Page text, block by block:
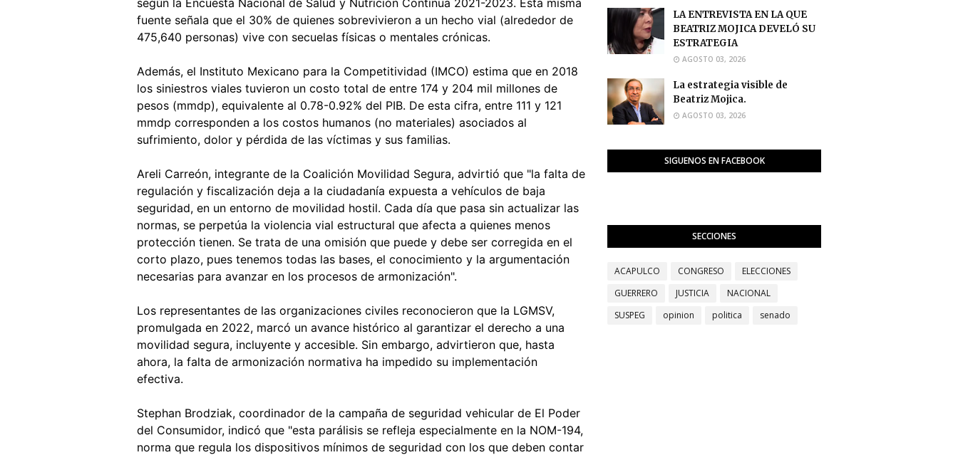
fuente señala que el 30% de quienes sobrevivieron a un hecho vial (alrededor de
475,640 personas) vive con secuelas físicas o mentales crónicas.
Además, el Instituto Mexicano para la Competitividad (IMCO) estima que en 2018
los siniestros viales tuvieron un costo total de entre 174 y 204 mil millones de
pesos (mmdp), equivalente al 0.78-0.92% del PIB. De esta cifra, entre 111 y 121
mmdp corresponden a los costos humanos (no materiales) asociados al
sufrimiento, dolor y pérdida de las víctimas y sus familias.
Areli Carreón, integrante de la Coalición Movilidad Segura, advirtió que "la falta de
regulación y fiscalización deja a la ciudadanía expuesta a vehículos de baja
seguridad, en un entorno de movilidad hostil. Cada día que pasa sin actualizar las
normas, se perpetúa la violencia vial estructural que afecta a quienes menos
protección tienen. Se trata de una omisión que puede y debe ser corregida en el
corto plazo, pues tenemos todas las bases, el conocimiento y la argumentación
necesarias para avanzar en los procesos de armonización".
Los representantes de las organizaciones civiles reconocieron que la LGMSV,
promulgada en 2022, marcó un avance histórico al garantizar el derecho a una
movilidad segura, incluyente y accesible. Sin embargo, advirtieron que, hasta
ahora, la falta de armonización normativa ha impedido su implementación
efectiva.
Stephan Brodziak, coordinador de la campaña de seguridad vehicular de El Poder
del Consumidor, indicó que "esta parálisis se refleja especialmente en la NOM-194,
norma que regula los dispositivos mínimos de seguridad con los que deben contar
LA ENTREVISTA EN LA QUE
BEATRIZ MOJICA DEVELÓ SU
ESTRATEGIA
AGOSTO 03, 2026
La estrategia visible de
Beatriz Mojica.
AGOSTO 03, 2026
SIGUENOS EN FACEBOOK
SECCIONES
ACAPULCO CONGRESO
ELECCIONES
GUERRERO
JUSTICIA
NACIONAL
SUSPEG
opinion politica senado